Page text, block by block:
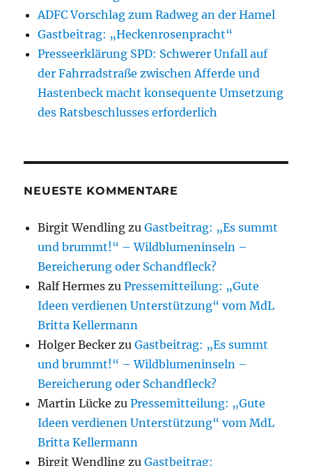
ADFC Vorschlag zum Radweg an der Hamel
Gastbeitrag: „Heckenrosenpracht“
Presseerklärung SPD: Schwerer Unfall auf
der Fahrradstraße zwischen Afferde und
Hastenbeck macht konsequente Umsetzung
des Ratsbeschlusses erforderlich
NEUESTE KOMMENTARE
Birgit Wendling zuGastbeitrag: „Es summt
und brummt!“ – Wildblumeninseln –
Bereicherung oder Schandfleck?
Ralf Hermes zuPressemitteilung: „Gute
Ideen verdienen Unterstützung“ vom MdL
Britta Kellermann
Holger Becker zuGastbeitrag: „Es summt
und brummt!“ – Wildblumeninseln –
Bereicherung oder Schandfleck?
Martin Lücke zuPressemitteilung: „Gute
Ideen verdienen Unterstützung“ vom MdL
Britta Kellermann
Birgit Wendling zuGastbeitrag: